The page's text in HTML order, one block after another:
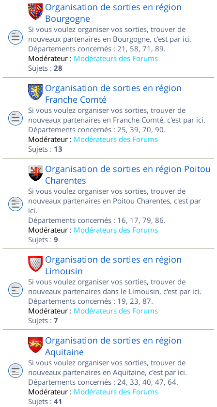
Organisation de sorties en région
Bourgogne
Si vous voulez organiser vos sorties, trouver de
nouveaux partenaires en Bourgogne, c'est par ici.
Départements concernés : 21, 58, 71, 89.
Modérateur : Modérateurs des Forums
Sujets : 28
Organisation de sorties en région
Franche Comté
Si vous voulez organiser vos sorties, trouver de
nouveaux partenaires en Franche Comté, c'est par ici.
Départements concernés : 25, 39, 70, 90.
Modérateur : Modérateurs des Forums
Sujets : 13
Organisation de sorties en région Poitou
Charentes
Si vous voulez organiser vos sorties, trouver de
nouveaux partenaires en Poitou Charentes, c'est par
ici.
Départements concernés : 16, 17, 79, 86.
Modérateur : Modérateurs des Forums
Sujets : 9
Organisation de sorties en région
Limousin
Si vous voulez organiser vos sorties, trouver de
nouveaux partenaires dans le Limousin, c'est par ici.
Départements concernés : 19, 23, 87.
Modérateur : Modérateurs des Forums
Sujets : 7
Organisation de sorties en région
Aquitaine
Si vous voulez organiser vos sorties, trouver de
nouveaux partenaires en Aquitaine, c'est par ici.
Départements concernés : 24, 33, 40, 47, 64.
Modérateur : Modérateurs des Forums
Sujets : 41